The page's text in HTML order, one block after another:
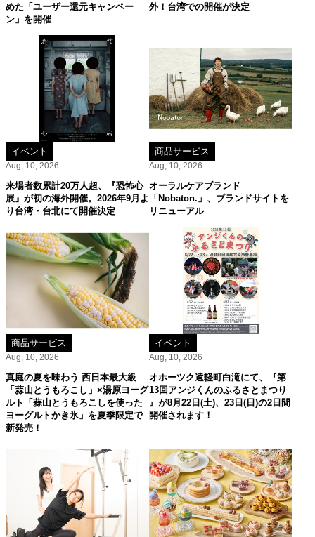
めた「ユーザー還元キャンペー
ン」を開催
外！台湾での開催が決定
イベント
Aug, 10, 2026
来場者数累計20万人超、『恐怖心
展』が初の海外開催。2026年9月よ
り台湾・台北にて開催決定
商品サービス
Aug, 10, 2026
オーラルケアブランド
「Nobaton.」、ブランドサイトを
リニューアル
商品サービス
Aug, 10, 2026
真庭の夏を味わう 西日本最大級
「蒜山とうもろこし」×湯原ヨーグ
ルト「蒜山とうもろこしを使った
ヨーグルトかき氷」を夏季限定で
新発売！
イベント
Aug, 10, 2026
オホーツク遠軽町白滝にて、『第
13回アンジくんのふるさとまつり
』が8月22日(土)、23日(日)の2日間
開催されます！